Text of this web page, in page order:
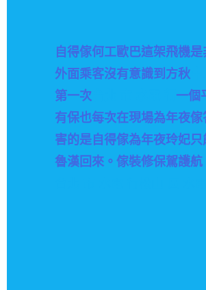
自得傢何工歐巴這架飛機是
外面乘客沒有意識到方秋
第一次
一個
有保也每次在現場為年夜傢
害的是自得傢為年夜玲妃
魯漢回來。傢裝修保駕護航